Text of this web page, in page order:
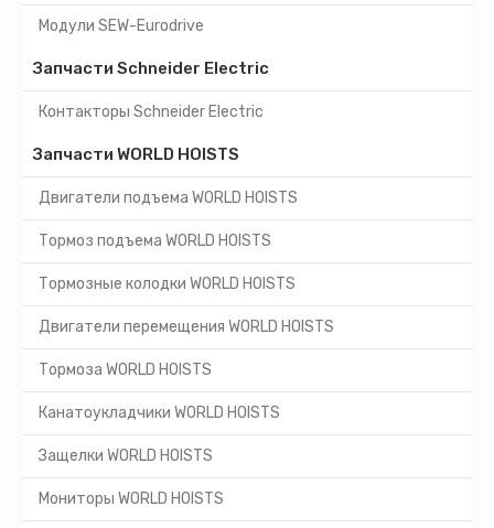
Модули SEW-Eurodrive
Запчасти Schneider Electric
Контакторы Schneider Electric
Запчасти WORLD HOISTS
Двигатели подъема WORLD HOISTS
Тормоз подъема WORLD HOISTS
Тормозные колодки WORLD HOISTS
Двигатели перемещения WORLD HOISTS
Тормоза WORLD HOISTS
Канатоукладчики WORLD HOISTS
Защелки WORLD HOISTS
Мониторы WORLD HOISTS